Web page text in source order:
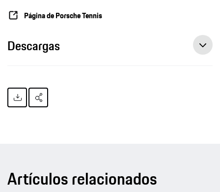
Página de Porsche Tennis
Descargas
Artículos relacionados